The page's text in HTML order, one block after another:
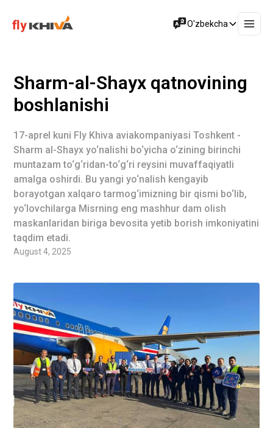
O'zbekcha
Sharm-al-Shayx qatnovining
boshlanishi
17-aprel kuni Fly Khiva aviakompaniyasi Toshkent -
Sharm al-Shayx yo‘nalishi bo‘yicha o‘zining birinchi
muntazam to‘g‘ridan-to‘g‘ri reysini muvaffaqiyatli
amalga oshirdi. Bu yangi yo‘nalish kengayib
borayotgan xalqaro tarmog‘imizning bir qismi bo‘lib,
yo‘lovchilarga Misrning eng mashhur dam olish
maskanlaridan biriga bevosita yetib borish imkoniyatini
taqdim etadi.
August 4, 2025